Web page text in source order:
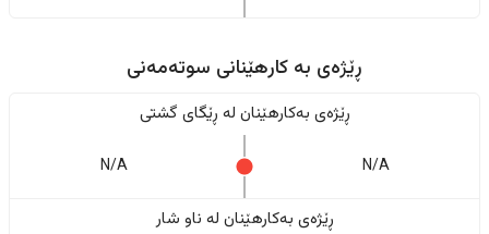
ڕێژەى به کارهێنانی سوتەمەنی
ڕێژەى بەکارهێنان له ڕێگای گشتی
N/A
N/A
ڕێژەى بەکارهێنان له ناو شار